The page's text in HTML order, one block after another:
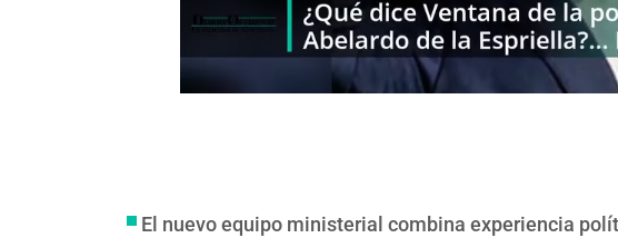
El nuevo equipo ministerial combina experiencia